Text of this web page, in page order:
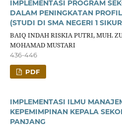
IMPLEMENTASI PROGRAM
DALAM PENINGKATAN
(STUDI DI SMA NEGERI 1
BAIQ INDAH RISKIA PUTRI, MUH.
MOHAMAD MUSTARI
436-446
PDF
IMPLEMENTASI ILMU
KEPEMIMPINAN KEPALA
PANJANG